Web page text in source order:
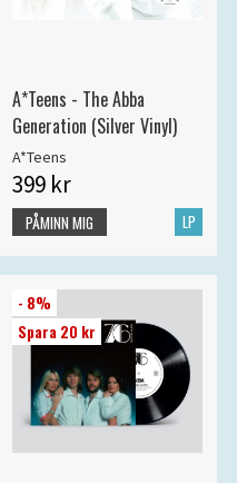
A*Teens - The Abba
Generation (Silver Vinyl)
A*Teens
399 kr
LP
PÅMINN MIG
- 8%
Spara 20 kr